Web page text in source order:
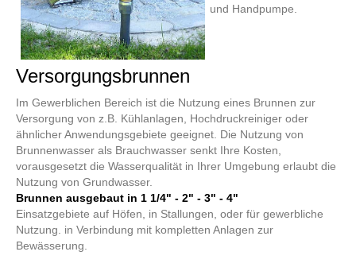
und Handpumpe.
Versorgungsbrunnen
Im Gewerblichen Bereich ist die Nutzung eines Brunnen zur
Versorgung von z.B. Kühlanlagen, Hochdruckreiniger oder
ähnlicher Anwendungsgebiete geeignet. Die Nutzung von
Brunnenwasser als Brauchwasser senkt Ihre Kosten,
vorausgesetzt die Wasserqualität in Ihrer Umgebung erlaubt die
Nutzung von Grundwasser.
Brunnen ausgebaut in 1 1/4" - 2" - 3" - 4"
Einsatzgebiete auf Höfen, in Stallungen, oder für gewerbliche
Nutzung. in Verbindung mit kompletten Anlagen zur
Bewässerung.